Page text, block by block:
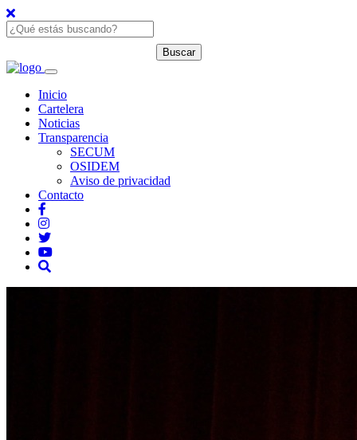
Inicio
Cartelera
Noticias
Transparencia
SECUM
OSIDEM
Aviso de privacidad
Contacto